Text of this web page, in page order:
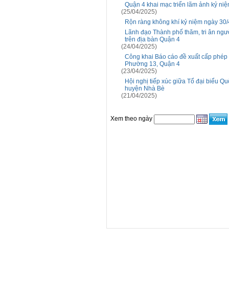
Quận 4 khai mạc triển lãm ảnh kỷ
(25/04/2025)
Rộn ràng không khí kỷ niệm ngày
Lãnh đạo Thành phố thăm, tri ân
trên địa bàn Quận 4
(24/04/2025)
Công khai Báo cáo đề xuất cấp
Phường 13, Quận 4
(23/04/2025)
Hội nghị tiếp xúc giữa Tổ đại biểu
huyện Nhà Bè
(21/04/2025)
Xem theo ngày